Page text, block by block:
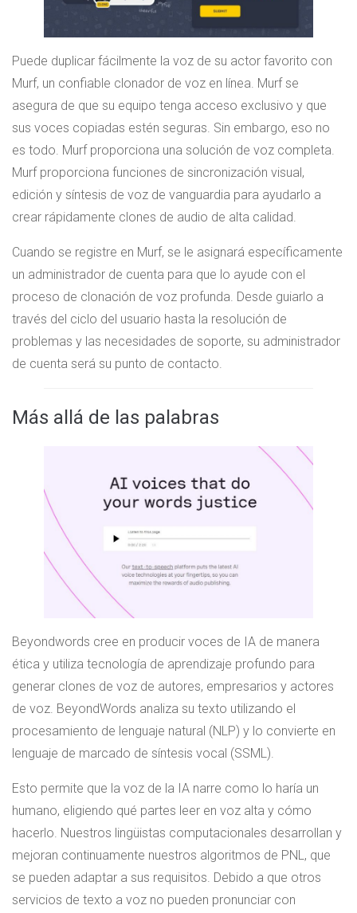
Puede duplicar fácilmente la voz de su actor favorito con
Murf, un confiable clonador de voz en línea. Murf se
asegura de que su equipo tenga acceso exclusivo y que
sus voces copiadas estén seguras. Sin embargo, eso no
es todo. Murf proporciona una solución de voz completa.
Murf proporciona funciones de sincronización visual,
edición y síntesis de voz de vanguardia para ayudarlo a
crear rápidamente clones de audio de alta calidad.
Cuando se registre en Murf, se le asignará específicamente
un administrador de cuenta para que lo ayude con el
proceso de clonación de voz profunda. Desde guiarlo a
través del ciclo del usuario hasta la resolución de
problemas y las necesidades de soporte, su administrador
de cuenta será su punto de contacto.
Más allá de las palabras
Beyondwords cree en producir voces de IA de manera
ética y utiliza tecnología de aprendizaje profundo para
generar clones de voz de autores, empresarios y actores
de voz. BeyondWords analiza su texto utilizando el
procesamiento de lenguaje natural (NLP) y lo convierte en
lenguaje de marcado de síntesis vocal (SSML).
Esto permite que la voz de la IA narre como lo haría un
humano, eligiendo qué partes leer en voz alta y cómo
hacerlo. Nuestros lingüistas computacionales desarrollan y
mejoran continuamente nuestros algoritmos de PNL, que
se pueden adaptar a sus requisitos. Debido a que otros
servicios de texto a voz no pueden pronunciar con